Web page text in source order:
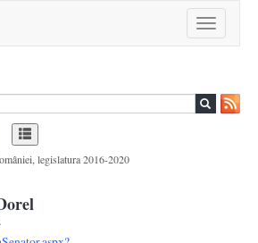
Toggle
navigation
legislatura 2016-2020